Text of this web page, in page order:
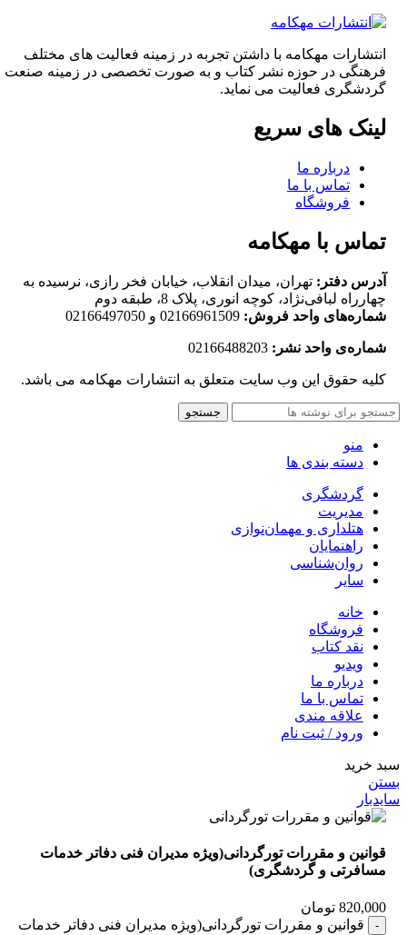
انتشارات مهکامه با داشتن تجربه در زمینه فعالیت های مختلف
فرهنگی در حوزه نشر کتاب و به صورت تخصصی در زمینه صنعت
گردشگری فعالیت می نماید.
لینک های سریع
درباره ما
تماس با ما
فروشگاه
تماس با مهکامه
آدرس دفتر: تهران، میدان انقلاب، خیابان فخر رازی، نرسیده به
چهارراه لبافی‌نژاد، کوچه انوری، پلاک 8، طبقه دوم
شماره‌های واحد فروش: 02166961509 و 02166497050
شماره‌‌ی واحد نشر:
کلیه حقوق این وب سایت متعلق به انتشارات مهکامه می باشد.
جستجو
منو
دسته بندی ها
گردشگری
مدیریت
هتلداری و مهمان‌نوازی
راهنمایان
روان‌شناسی
سایر
خانه
فروشگاه
نقد کتاب
ویدیو
درباره‌ ما
تماس با ما
علاقه مندی
ورود / ثبت نام
سبد خرید
بستن
سایدبار
قوانین و مقررات تورگردانی(ویژه مدیران فنی دفاتر خدمات
مسافرتی و گردشگری)
820,000 تومان
قوانین و مقررات تورگردانی(ویژه مدیران فنی دفاتر خدمات